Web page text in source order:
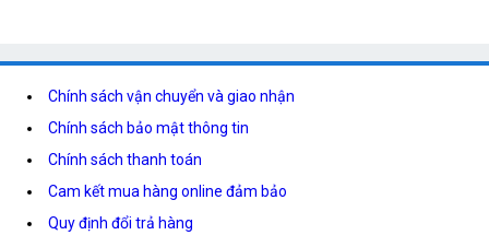
Chính sách vận chuyển và giao nhận
Chính sách bảo mật thông tin
Chính sách thanh toán
Cam kết mua hàng online đảm bảo
Quy định đổi trả hàng